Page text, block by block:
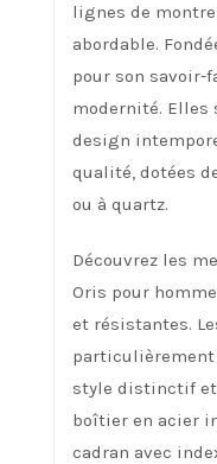
lignes de
abordable.
pour son savoir-
modernité.
design
qualité, dotées
ou à quartz.
Découvrez les
Oris pour
et résistantes.
style distinctif
boîtier en acier
cadran avec